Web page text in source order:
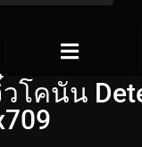
โคนัน